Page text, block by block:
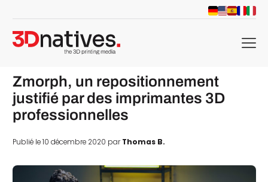
menu
Zmorph, un repositionnement
justifié par des imprimantes 3D
professionnelles
Publié le 10 décembre 2020 parThomas B.